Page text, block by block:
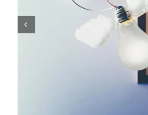
Lichtplanung